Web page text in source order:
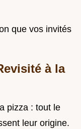
que vos invités
à la
pizza : tout le
leur origine.